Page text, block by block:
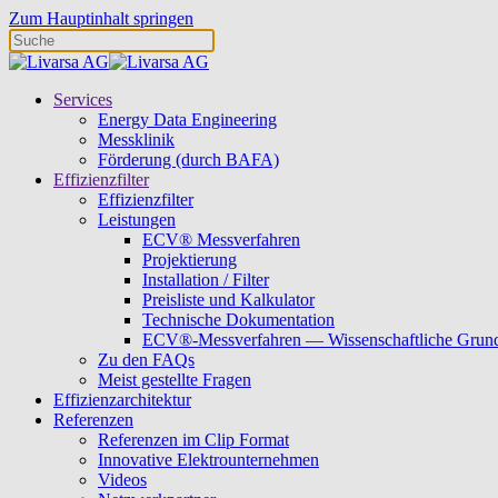
Zum Hauptinhalt springen
Services
Energy Data Engineering
Messklinik
Förderung (durch BAFA)
Effizienzfilter
Effizienzfilter
Leistungen
ECV® Messverfahren
Projektierung
Installation / Filter
Preisliste und Kalkulator
Technische Dokumentation
ECV®-Messverfahren — Wissenschaftliche
Zu den FAQs
Meist gestellte Fragen
Effizienzarchitektur
Referenzen
Referenzen im Clip Format
Innovative Elektrounternehmen
Videos